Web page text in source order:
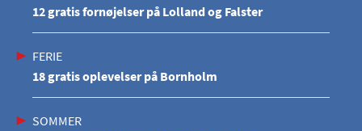
12 gratis fornøjelser på Lolland og Falster
FERIE
18 gratis oplevelser på Bornholm
SOMMER